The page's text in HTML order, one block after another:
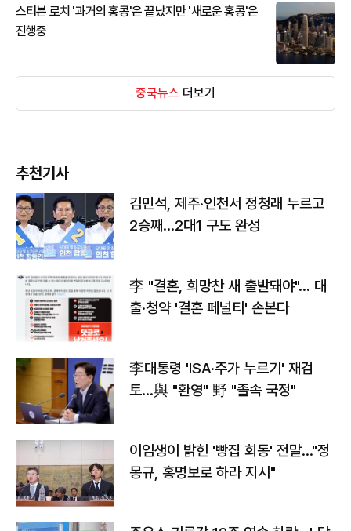
스티븐 로치 '과거의 홍콩'은 끝났지만 '새로운 홍콩'은
진행중
중국뉴스 더보기
추천기사
김민석, 제주·인천서 정청래 누르고
2승째…2대1 구도 완성
李 "결혼, 희망찬 새 출발돼야"… 대
출·청약 '결혼 페널티' 손본다
李대통령 'ISA·주가 누르기' 재검
토…與 "환영" 野 "졸속 국정"
이임생이 밝힌 '빵집 회동' 전말…"정
몽규, 홍명보로 하라 지시"